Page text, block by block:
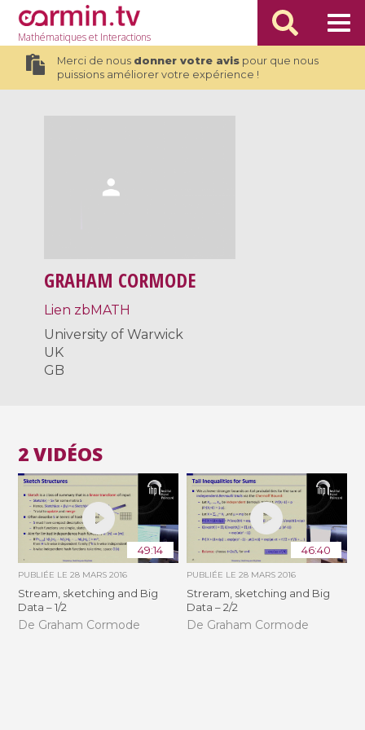
Mathématiqueset Interactions
Merci de nous donner votre avispour que nous
puissions améliorer votre expérience !
GRAHAM CORMODE
Lien zbMATH
University of Warwick
UK
GB
2 VIDÉOS
49:14
PUBLIÉE LE28 MARS 2016
Stream, sketching and Big
Data – 1/2
De Graham Cormode
46:40
PUBLIÉE LE 28 MARS 2016
Streram, sketching and Big
Data – 2/2
De Graham Cormode